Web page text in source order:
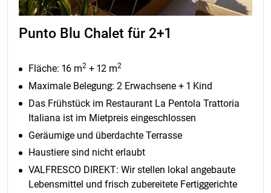
Punto Blu Chalet für 2+1
Fläche: 16 m2 + 12 m2
Maximale Belegung: 2 Erwachsene + 1 Kind
Das Frühstück im Restaurant La Pentola Trattoria
Italiana ist im Mietpreis eingeschlossen
Geräumige und überdachte Terrasse
Haustiere sind nicht erlaubt
VALFRESCO DIREKT: Wir stellen lokal angebaute
Lebensmittel und frisch zubereitete Fertiggerichte